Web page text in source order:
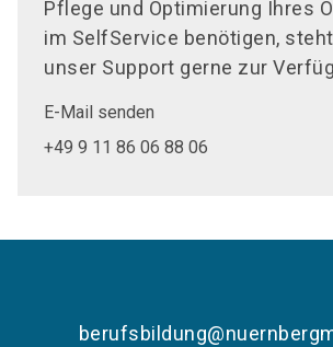
Pflege und Optimierung Ihres
im SelfService benötigen,
unser Support gerne zur
E-Mail senden
+49 9 11 86 06 88 06